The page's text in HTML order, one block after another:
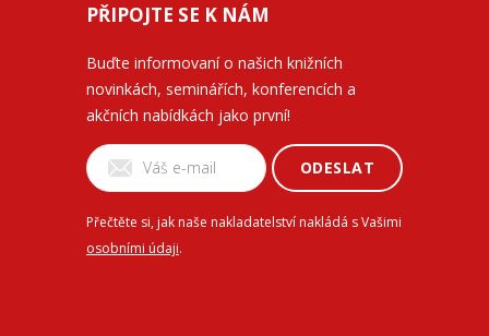
PŘIPOJTE SE K NÁM
Buďte informovaní o našich knižních
novinkách, seminářích, konferencích a
akčních nabídkách jako první!
ODESLAT
Přečtěte si, jak naše nakladatelství nakládá s Vašimi
osobními údaji.